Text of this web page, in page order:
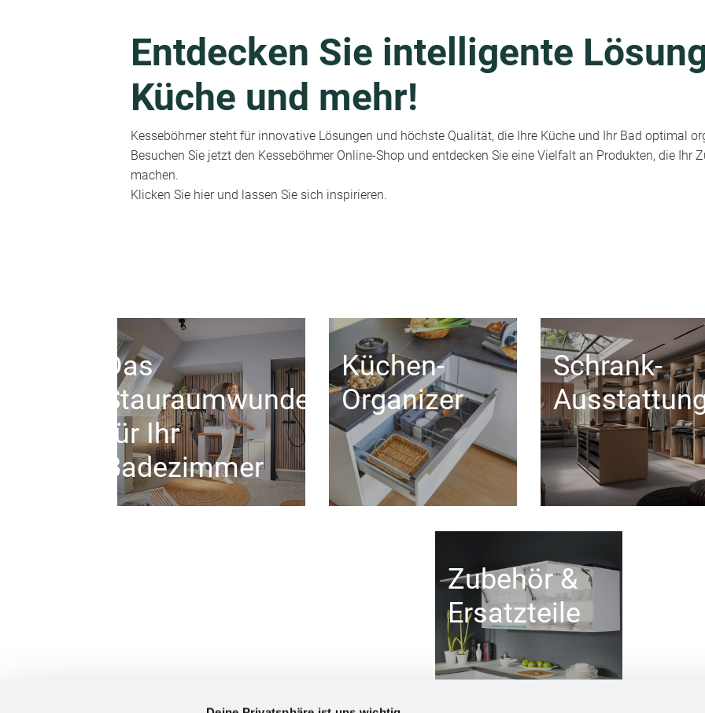
Entdecken Sie intelligente
Küche und mehr!
Kesseböhmer steht für innovative Lösungen und höchste Qualität, die Ihre Küche und Ihr Bad optimal
Besuchen Sie jetzt den Kesseböhmer Online-Shop und entdecken Sie eine Vielfalt an Produkten, die Ihr
machen.
Klicken Sie hier und lassen Sie sich inspirieren.
Das
Stauraumwunder
für Ihr
Badezimmer
Küchen-
Organizer
Schrank-
Zubehör &
Ersatzteile